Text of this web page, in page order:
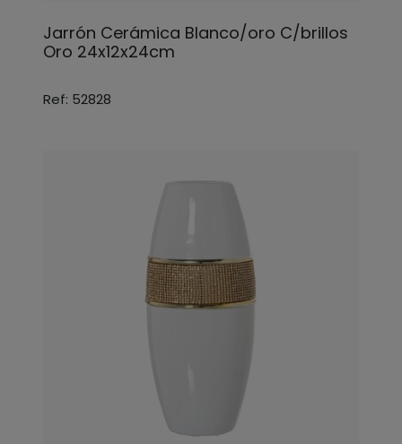
Jarrón Cerámica Blanco/oro C/brillos
Oro 24x12x24cm
Ref: 52828